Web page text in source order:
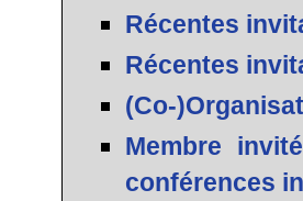
Récentes
Récentes
(Co-
Membre
conférences